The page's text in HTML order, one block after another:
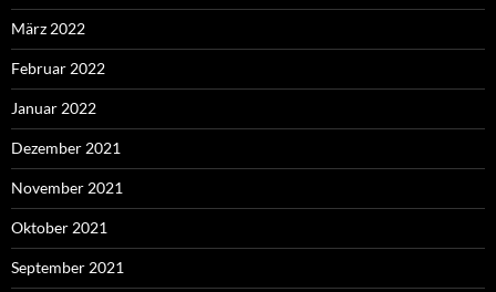
März 2022
Februar 2022
Januar 2022
Dezember 2021
November 2021
Oktober 2021
September 2021